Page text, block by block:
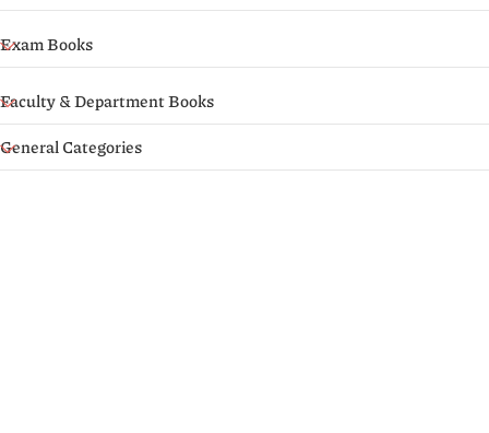
Exam Books
Faculty & Department Books
General Categories